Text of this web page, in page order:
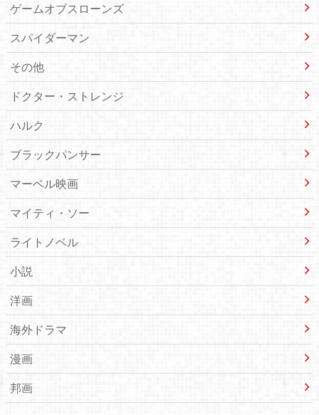
ゲームオブスローンズ
スパイダーマン
その他
ドクター・ストレンジ
ハルク
ブラックパンサー
マーベル映画
マイティ・ソー
ライトノベル
小説
洋画
海外ドラマ
漫画
邦画